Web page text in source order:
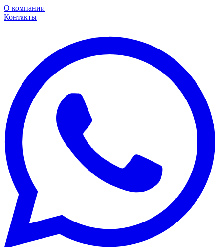
О компании
Контакты